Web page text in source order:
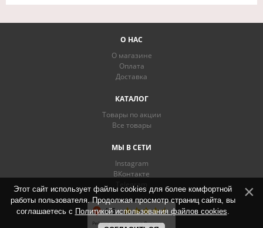
О НАС
О магазине
Оплата
Доставка
КАТАЛОГ
Товары по акции
Все товары
МЫ В СЕТИ
Instagram
ВКонтакте
Telegram
Этот сайт использует файлы cookies для более комфортной
работы пользователя. Продолжая просмотр страниц сайта, вы
соглашаетесь с Политикой использования файлов cookies.